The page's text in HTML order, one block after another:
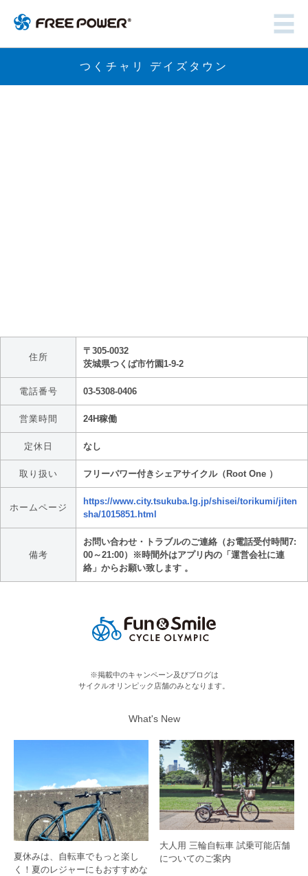
つくチャリ デイズタウン
住所
〒305-0032
茨城県つくば市竹園1-9-2
電話番号 03-5308-0406
営業時間 24H稼働
定休日 なし
取り扱い フリーパワー付きシェアサイクル（Root One ）
ホームページ
https://www.city.tsukuba.lg.jp/shisei/torikumi/jiten
sha/1015851.html
備考
お問い合わせ・トラブルのご連絡（お電話受付時間7:
00～21:00）※時間外はアプリ内の「運営会社に連
絡」からお願い致します 。
※掲載中のキャンペーン及びブログは
サイクルオリンピック店舗のみとなります。
What's New
夏休みは、自転車でもっと楽し
く！夏のレジャーにもおすすめな
大人用 三輪自転車 試乗可能店舗
についてのご案内